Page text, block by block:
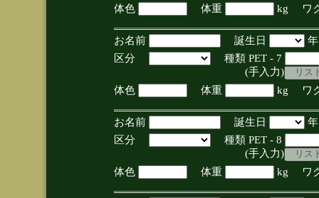
体色
体重 kg ワ
お名前 誕生日
区分
種類 PET - 7
(手入力)
体色
体重 kg ワ
お名前 誕生日
区分
種類 PET - 8
(手入力)
体色
体重 kg ワ